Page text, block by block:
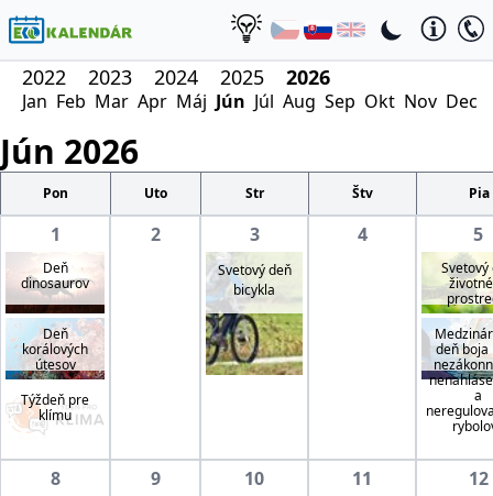
2022 2023 2024 2025 2026
Jan Feb Mar Apr Máj Jún Júl Aug Sep Okt Nov Dec
Jún 2026
Pon Uto Str Štv Pia
1
Deň
dinosaurov
Deň
korálových
útesov
Týždeň pre
klímu
2 3
Svetový deň
bicykla
4 5
Svetový
deň boja
a
8 9 10 11 12